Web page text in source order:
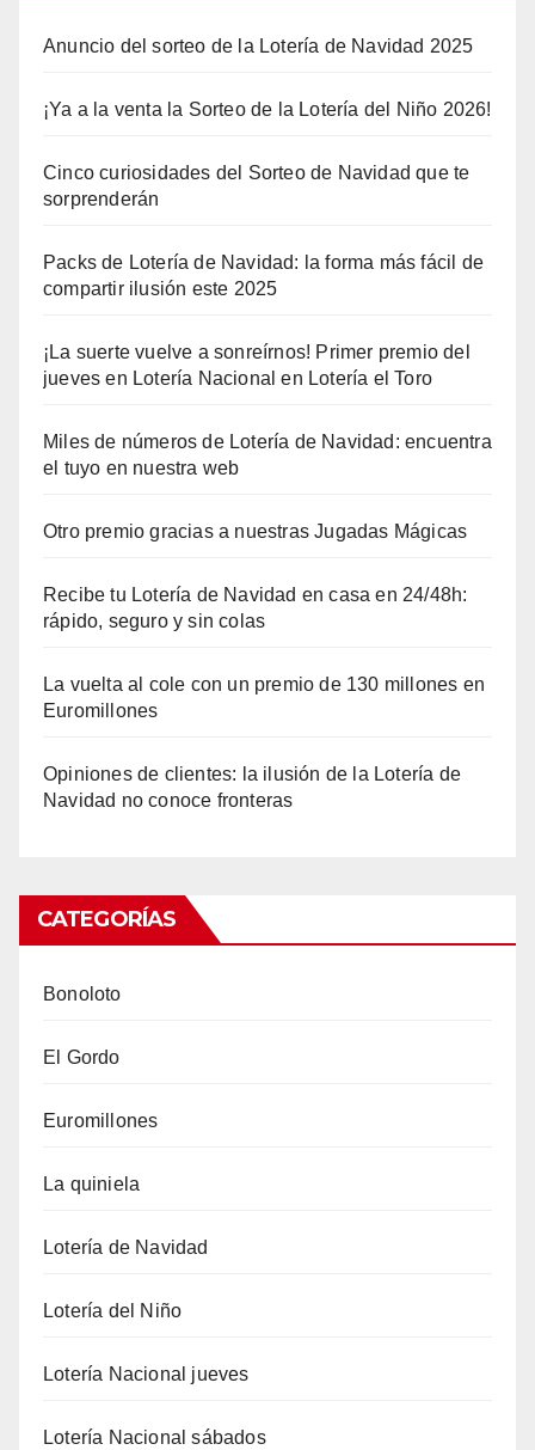
Anuncio del sorteo de la Lotería de Navidad 2025
¡Ya a la venta la Sorteo de la Lotería del Niño 2026!
Cinco curiosidades del Sorteo de Navidad que te
sorprenderán
Packs de Lotería de Navidad: la forma más fácil de
compartir ilusión este 2025
¡La suerte vuelve a sonreírnos! Primer premio del
jueves en Lotería Nacional en Lotería el Toro
Miles de números de Lotería de Navidad: encuentra
el tuyo en nuestra web
Otro premio gracias a nuestras Jugadas Mágicas
Recibe tu Lotería de Navidad en casa en 24/48h:
rápido, seguro y sin colas
La vuelta al cole con un premio de 130 millones en
Euromillones
Opiniones de clientes: la ilusión de la Lotería de
Navidad no conoce fronteras
CATEGORÍAS
Bonoloto
El Gordo
Euromillones
La quiniela
Lotería de Navidad
Lotería del Niño
Lotería Nacional jueves
Lotería Nacional sábados